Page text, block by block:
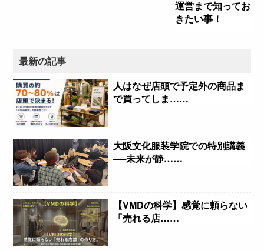
運営まで知ってお
きたい事！
最新の記事
人はなぜ店頭で予定外の商品ま
で買ってしま……
大阪文化服装学院での特別講義
──未来が静……
【VMDの科学】感覚に頼らない
「売れる店……